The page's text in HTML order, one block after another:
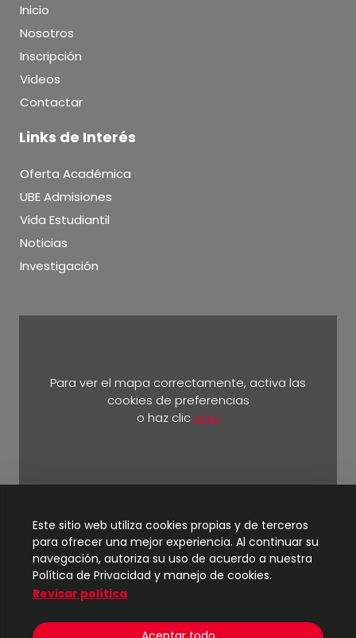
Inicio
Nosotros
Inscripción
Videos
Contactar
Links de Interés
Oferta Académica
UBE Admisiones
Vida Estudiantil
Noticias
Investigación
Para ver el mapa correctamente, activa las
cookies de preferencias
o haz clic aquí
Km 5 ½ vía Durán Yaguachi.
© 2024TIC - UBE| Todos los derechos reservados
Este sitio web utiliza cookies propias y de terceros
para ofrecer una mejor experiencia. Al continuar su
navegación, autoriza su uso de acuerdo a nuestra
Política de Privacidad y manejo de cookies.
Revisar política